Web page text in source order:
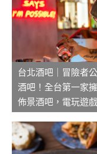
台北酒吧｜冒險者
酒吧！全台第一家
佈景酒吧，電玩遊